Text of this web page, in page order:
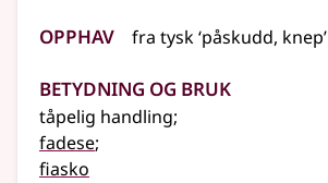
Opphav fra tysk‘påskudd, knep’
Betydning og bruk
tåpelig handling;
fadese;
fiasko